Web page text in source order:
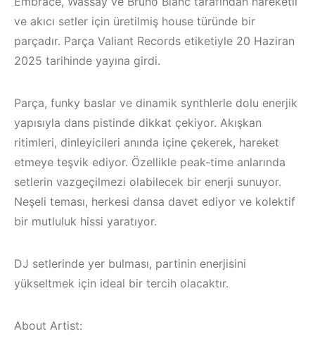
ve akıcı setler için üretilmiş house türünde bir
parçadır. Parça Valiant Records etiketiyle 20 Haziran
2025 tarihinde yayına girdi.
Parça, funky baslar ve dinamik synthlerle dolu enerjik
yapısıyla dans pistinde dikkat çekiyor. Akışkan
ritimleri, dinleyicileri anında içine çekerek, hareket
etmeye teşvik ediyor. Özellikle peak-time anlarında
setlerin vazgeçilmezi olabilecek bir enerji sunuyor.
Neşeli teması, herkesi dansa davet ediyor ve kolektif
bir mutluluk hissi yaratıyor.
DJ setlerinde yer bulması, partinin enerjisini
yükseltmek için ideal bir tercih olacaktır.
About Artist: